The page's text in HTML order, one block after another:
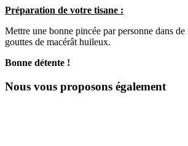
Préparation de votre tisane :
Mettre une bonne pincée par personne dans
gouttes de macérât huileux.
Bonne détente !
Nous vous proposons également